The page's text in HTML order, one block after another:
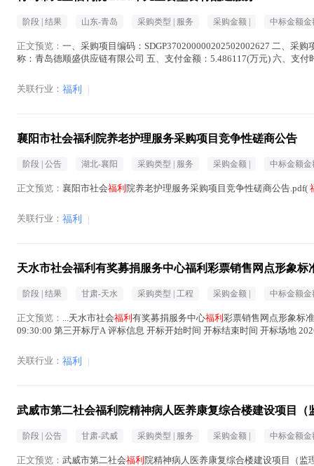
阶段 | 结果 山东-青岛 采购类型 | 服务 采购金额 | 中标金额
正文预览： 一、采购项目编码：SDGP370200000202502002627 二、采
称：青岛德顺盛供应链有限公司 五、支付金额：5.486117(万元) 六、支付
关联行业： 福利 |
襄阳市社会福利院养老护理服务采购项目竞争性磋商公告
阶段 | 公告 湖北-襄阳 采购类型 | 服务 采购金额 | 中标金额金
正文预览： 襄阳市社会福利 院养老护理服务采购项目竞争性磋商公告.pdf(
关联行业： 福利 |
天水市社会福利有奖募捐服务中心福利彩票销售网点形象标
阶段 | 结果 甘肃-天水 采购类型 | 工程 采购金额 | 中标金额金
正文预览： ...天水市社会福利 有奖募捐服务中心福利 彩票销售网点形象标
09:30:00 第三开标厅A 评标信息 开标开始时间 开标结束时间 开标场地
关联行业： 福利 |
武威市第二社会福利院精神病人医养康复综合楼建设项目（
阶段 | 公告 甘肃-武威 采购类型 | 服务 采购金额 | 中标金额金
正文预览： 武威市第二社会福利 院精神病人医养康复综合楼建设项目（监